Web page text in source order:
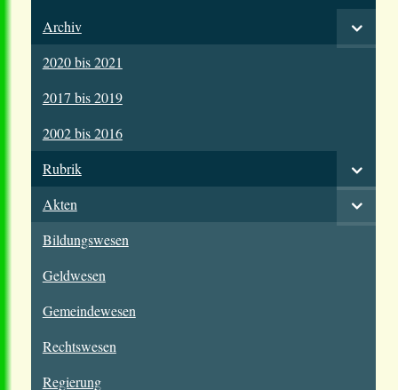
Archiv
2020 bis 2021
2017 bis 2019
2002 bis 2016
Rubrik
Akten
Bildungswesen
Geldwesen
Gemeindewesen
Rechtswesen
Regierung